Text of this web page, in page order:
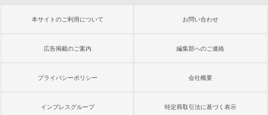
本サイトのご利用について お問い合わせ
広告掲載のご案内 編集部へのご連絡
プライバシーポリシー 会社概要
インプレスグループ 特定商取引法に基づく表示